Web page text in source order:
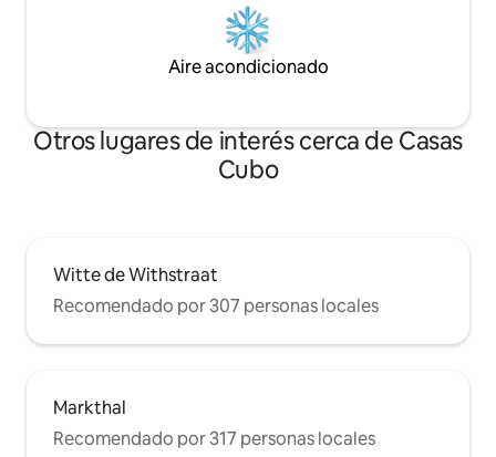
Aire acondicionado
Otros lugares de interés cerca de Casas
Cubo
Witte de Withstraat
Recomendado por 307 personas locales
Markthal
Recomendado por 317 personas locales